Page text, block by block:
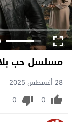
مسلسل حب بلا
28 أغسطس 2025
0
0